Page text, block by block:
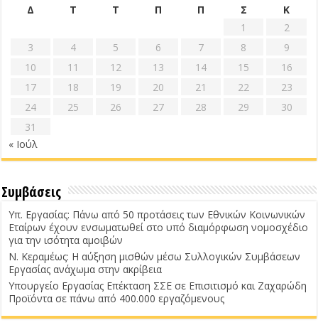
Δ
Τ Τ Π Π Σ
Κ
1
2
3
4 5 6 7 8
9
10
11 12 13 14 15
16
17
18 19 20 21 22
23
24
25 26 27 28 29
30
31
« Ιούλ
Συμβάσεις
Υπ. Εργασίας: Πάνω από 50 προτάσεις των Εθνικών Κοινωνικών
Εταίρων έχουν ενσωματωθεί στο υπό διαμόρφωση νομοσχέδιο
για την ισότητα αμοιβών
Ν. Κεραμέως: Η αύξηση μισθών μέσω Συλλογικών Συμβάσεων
Εργασίας ανάχωμα στην ακρίβεια
Υπουργείο Εργασίας Επέκταση ΣΣΕ σε Επισιτισμό και Ζαχαρώδη
Προϊόντα σε πάνω από 400.000 εργαζόμενους